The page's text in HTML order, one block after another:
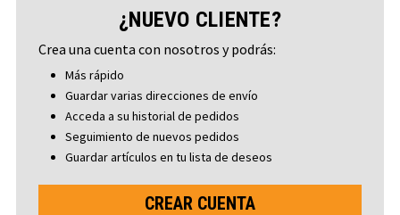
¿NUEVO CLIENTE?
Crea una cuenta con nosotros y podrás:
Más rápido
Guardar varias direcciones de envío
Acceda a su historial de pedidos
Seguimiento de nuevos pedidos
Guardar artículos en tu lista de deseos
CREAR CUENTA